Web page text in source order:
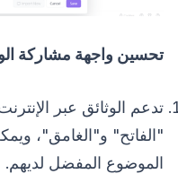
تحسين واجهة مشاركة
تدعم الوثائق عبر
"الفاتح" و"الغامق"،
الموضوع المفضل لديهم.